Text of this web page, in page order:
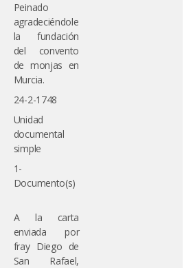
Peinado
agradeciéndole
la fundación
del convento
de monjas en
Murcia.
24-2-1748
Unidad
documental
simple
1-
Documento(s)
A la carta
enviada por
fray Diego de
San Rafael,